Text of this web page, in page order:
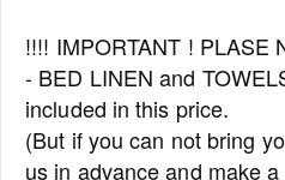
!!!! IMPORTANT ! PLASE
- BED LINEN and
included in this price.
(But if you can not bring
us in advance and make